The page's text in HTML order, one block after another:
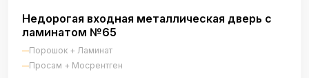
Недорогая входная металлическая дверь с
ламинатом №65
Порошок + Ламинат
Просам + Мосрентген